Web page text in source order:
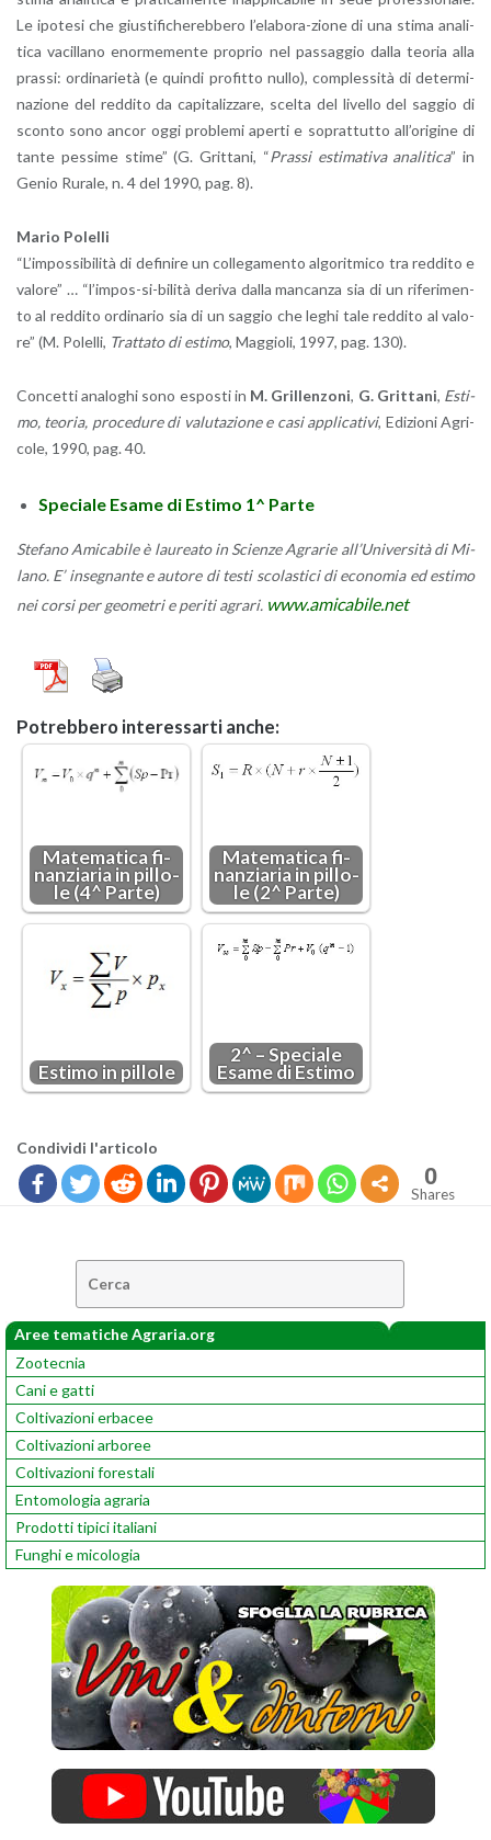
Le ipo­te­si che giu­sti­fi­che­reb­be­ro l’e­la­bo­ra-zio­ne di una stima ana­li­
ti­ca va­cil­la­no enor­me­men­te pro­prio nel pas­sag­gio dalla teo­ria alla
pras­si: or­di­na­rie­tà (e quin­di pro­fit­to nullo), com­ples­si­tà di de­ter­mi­
na­zio­ne del red­di­to da ca­pi­ta­liz­za­re, scel­ta del li­vel­lo del sag­gio di
scon­to sono ancor oggi pro­ble­mi aper­ti e so­prat­tut­to al­l’o­ri­gi­ne di
tante pes­si­me stime” (G. Grit­ta­ni, “Pras­si esti­ma­ti­va ana­li­ti­ca” in
Genio Ru­ra­le, n. 4 del 1990, pag. 8).
Mario Po­lel­li
“L’im­pos­si­bi­li­tà di de­fi­ni­re un col­le­ga­men­to al­go­rit­mi­co tra red­di­to e
va­lo­re” … “l’im­pos-si-bi­li­tà de­ri­va dalla man­can­za sia di un ri­fe­ri­men­
to al red­di­to or­di­na­rio sia di un sag­gio che leghi tale red­di­to al va­lo­
re” (M. Po­lel­li, Trat­ta­to di esti­mo, Mag­gio­li, 1997, pag. 130).
Con­cet­ti ana­lo­ghi sono espo­sti in M. Gril­len­zo­ni, G. Grit­ta­ni, Esti­
mo, teo­ria, pro­ce­du­re di va­lu­ta­zio­ne e casi ap­pli­ca­ti­vi, Edi­zio­ni Agri­
co­le, 1990, pag. 40.
Spe­cia­le Esame di Esti­mo 1^ Parte
Ste­fa­no Ami­ca­bi­le è lau­rea­to in Scien­ze Agra­rie al­l’U­ni­ver­si­tà di Mi­
la­no. E’ in­se­gnan­te e au­to­re di testi sco­la­sti­ci di eco­no­mia ed esti­mo
nei corsi per geo­me­tri e pe­ri­ti agra­ri. www.​amicabile.​net
Po­treb­be­ro in­te­res­sar­ti anche:
Ma­te­ma­ti­ca fi­
nan­zia­ria in pil­lo­
le (4^ Parte)
Ma­te­ma­ti­ca fi­
nan­zia­ria in pil­lo­
le (2^ Parte)
Esti­mo in pil­lo­le
2^ – Spe­cia­le
Esame di Esti­mo
Con­di­vi­di l'ar­ti­co­lo
0
Shares
Aree tematiche Agraria.org
Zootecnia
Cani e gatti
Coltivazioni erbacee
Coltivazioni arboree
Coltivazioni forestali
Entomologia agraria
Prodotti tipici italiani
Funghi e micologia